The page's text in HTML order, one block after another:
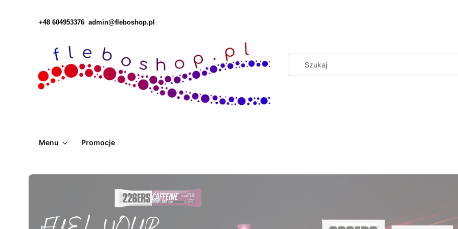
+48 604953376 admin@fleboshop.pl
Menu Promocje